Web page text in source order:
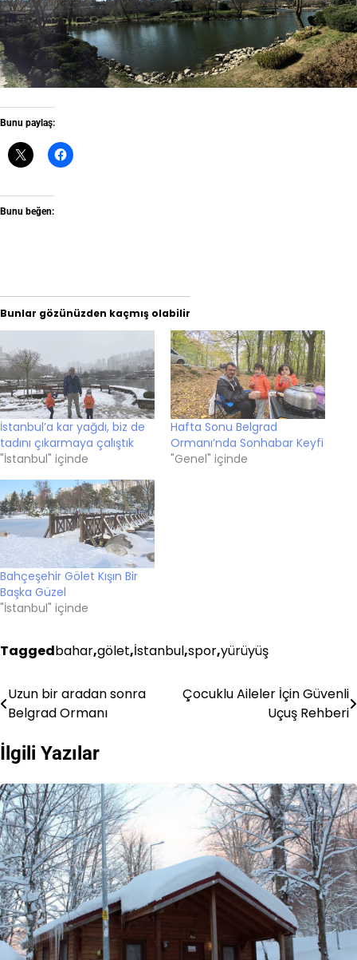
Bunu paylaş:
Bunu beğen:
Bunlar gözünüzden kaçmış olabilir
İstanbul’a kar yağdı, biz de
tadını çıkarmaya çalıştık
"İstanbul" içinde
Hafta Sonu Belgrad
Ormanı’nda Sonhabar Keyfi
"Genel" içinde
Bahçeşehir Gölet Kışın Bir
Başka Güzel
"İstanbul" içinde
Taggedbahar,gölet,İstanbul,spor,yürüyüş
Yazı
gezinmesi
Uzun bir aradan sonra
Belgrad Ormanı
Çocuklu Aileler İçin Güvenli
Uçuş Rehberi
İlgili Yazılar